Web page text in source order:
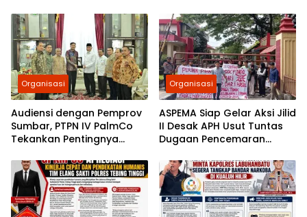
Pesantren dan Guru Ngaji
Sosial
Organisasi
Audiensi dengan Pemprov
Sumbar, PTPN IV PalmCo
Tekankan Pentingnya
Kebun
Organisasi
ASPEMA Siap Gelar Aksi Jilid
II Desak APH Usut Tuntas
Dugaan Pencemaran
Pao